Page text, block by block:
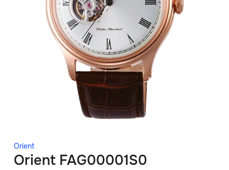
Orient
Orient FAG00001S0
Авторизация
Каталог
Мужские часы
Женские часы
Скидки